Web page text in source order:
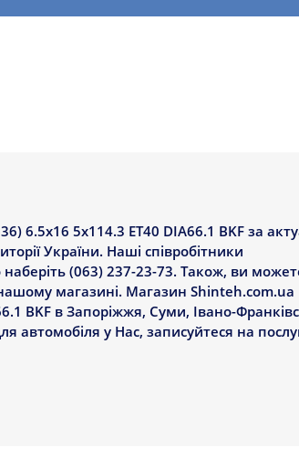
6.5x16 5x114.3 ET40 DIA66.1 BKF за
України. Наші співробітники
(063) 237-23-73. Також, ви
магазині. Магазин Shinteh.com.ua
BKF в Запоріжжя, Суми, Івано-
автомобіля у Нас, записуйтеся на